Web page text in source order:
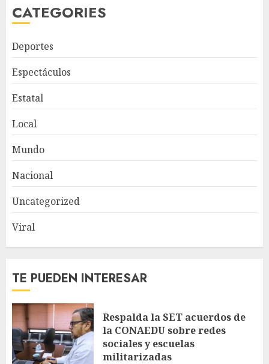
CATEGORIES
Deportes
Espectáculos
Estatal
Local
Mundo
Nacional
Uncategorized
Viral
TE PUEDEN INTERESAR
Respalda la SET acuerdos de
la CONAEDU sobre redes
sociales y escuelas
militarizadas